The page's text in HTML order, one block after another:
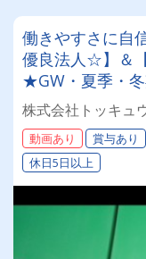
働きやすさに自
優良法人☆】＆
★GW・夏季・
を大切にする昭
者も大歓迎！7t
株式会社トッキュ
動画あり 賞与あり
休日5日以上